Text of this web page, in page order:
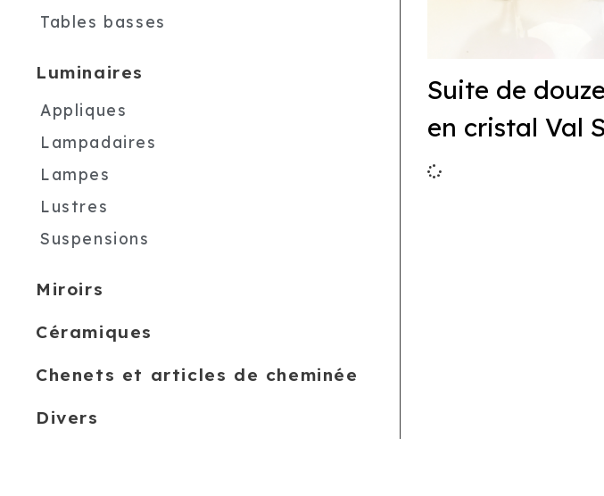
Tables basses
Luminaires
Appliques
Lampadaires
Lampes
Lustres
Suspensions
Miroirs
Céramiques
Chenets et articles de cheminée
Divers
Suite de
en cristal Val